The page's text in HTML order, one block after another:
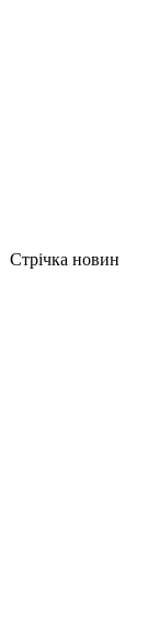
Стрічка новин